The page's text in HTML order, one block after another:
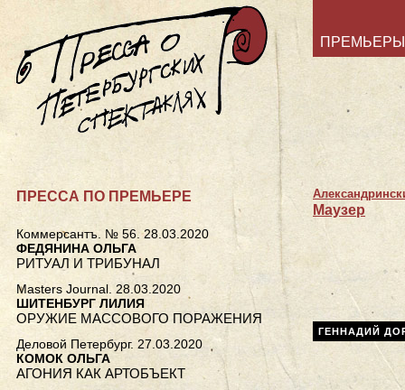
ПРЕМЬЕРЫ
Маузер
ГЕННАДИЙ
ПРЕССА ПО ПРЕМЬЕРЕ
Коммерсантъ. № 56. 28.03.2020
ФЕДЯНИНА ОЛЬГА
РИТУАЛ И ТРИБУНАЛ
Masters Journal. 28.03.2020
ШИТЕНБУРГ ЛИЛИЯ
ОРУЖИЕ МАССОВОГО ПОРАЖЕНИЯ
Деловой Петербург. 27.03.2020
КОМОК ОЛЬГА
АГОНИЯ КАК АРТОБЪЕКТ